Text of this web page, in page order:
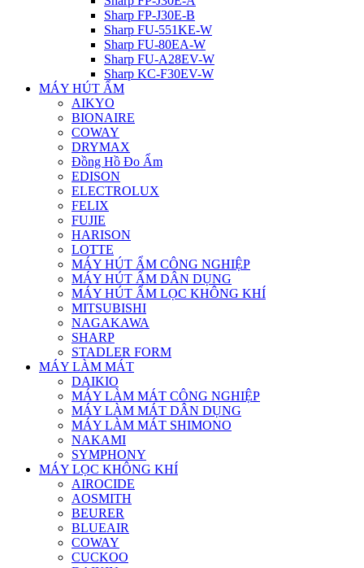
Sharp FP-J30E-B
Sharp FU-551KE-W
Sharp FU-80EA-W
Sharp FU-A28EV-W
Sharp KC-F30EV-W
MÁY HÚT ẨM
AIKYO
BIONAIRE
COWAY
DRYMAX
Đồng Hồ Đo Ẩm
EDISON
ELECTROLUX
FELIX
FUJIE
HARISON
LOTTE
MÁY HÚT ẨM CÔNG NGHIỆP
MÁY HÚT ẨM DÂN DỤNG
MÁY HÚT ẨM LỌC KHÔNG KHÍ
MITSUBISHI
NAGAKAWA
SHARP
STADLER FORM
MÁY LÀM MÁT
DAIKIO
MÁY LÀM MÁT CÔNG NGHIỆP
MÁY LÀM MÁT DÂN DỤNG
MÁY LÀM MÁT SHIMONO
NAKAMI
SYMPHONY
MÁY LỌC KHÔNG KHÍ
AIROCIDE
AOSMITH
BEURER
BLUEAIR
COWAY
CUCKOO